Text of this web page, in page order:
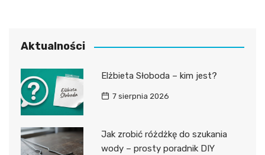
Aktualności
Elżbieta Słoboda – kim jest?
7 sierpnia 2026
Jak zrobić różdżkę do szukania
wody – prosty poradnik DIY